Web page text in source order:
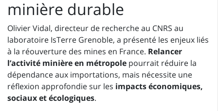
minière durable
Olivier Vidal, directeur de recherche au CNRS au
laboratoire IsTerre Grenoble, a présenté les enjeux liés
à la réouverture des mines en France. Relancer
l’activité minière en métropole pourrait réduire la
dépendance aux importations, mais nécessite une
réflexion approfondie sur les impacts économiques,
sociaux et écologiques.